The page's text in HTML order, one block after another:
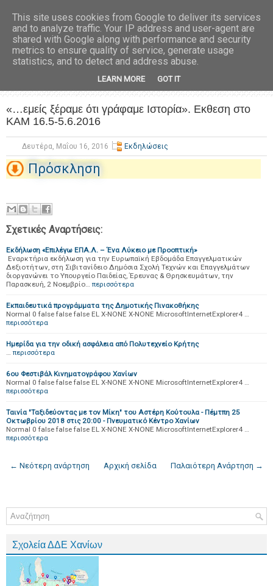
«…εμείς ξέραμε ότι γράφαμε Ιστορία». Εκθεση στο
ΚΑΜ 16.5-5.6.2016
Δευτέρα, Μαΐου 16, 2016 Εκδηλώσεις
Πρόσκληση
Σχετικές Αναρτήσεις:
Εκδήλωση «Επιλέγω ΕΠΑ.Λ. – Ένα Λύκειο με Προοπτική»
Εναρκτήρια εκδήλωση για την Ευρωπαϊκή Εβδομάδα Επαγγελματικών
Δεξιοτήτων, στη Σιβιτανίδειο Δημόσια Σχολή Τεχνών και Επαγγελμάτων
διοργανώνει το Υπουργείο Παιδείας, Έρευνας & Θρησκευμάτων, την
Παρασκευή, 2 Νοεμβρίο… περισσότερα
Εκπαιδευτικά προγράμματα της Δημοτικής Πινακοθήκης
Normal 0 false false false EL X-NONE X-NONE MicrosoftInternetExplorer4 …
περισσότερα
Ημερίδα για την οδική ασφάλεια από Πολυτεχνείο Κρήτης
… περισσότερα
6ου Φεστιβάλ Κινηματογράφου Χανίων
Normal 0 false false false EL X-NONE X-NONE MicrosoftInternetExplorer4 …
περισσότερα
Ταινία "Ταξιδεύοντας με τον Μίκη" του Αστέρη Κούτουλα - Πέμτπη 25
Οκτωβρίου 2018 στις 20:00 - Πνευματικό Κέντρο Χανίων
Normal 0 false false false EL X-NONE X-NONE MicrosoftInternetExplorer4 …
περισσότερα
← Νεότερη ανάρτηση Παλαιότερη Ανάρτηση →
Αρχική σελίδα
Σχολεία ΔΔΕ Χανίων
This site uses cookies from Google to deliver its services
and to analyze traffic. Your IP address and user-agent are
shared with Google along with performance and security
metrics to ensure quality of service, generate usage
statistics, and to detect and address abuse.
LEARN MORE GOT IT